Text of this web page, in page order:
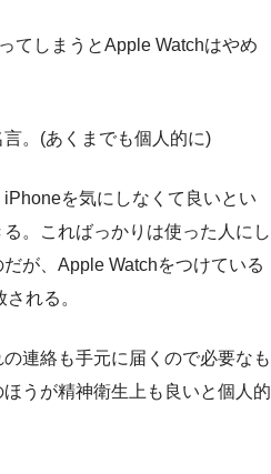
てしまうとApple Watchはやめ
。(あくまでも個人的に)
を気にしなくて良いとい
。こればっかりは使った人にし
が、Apple Watchをつけている
れる。
連絡も手元に届くので必要なも
うが精神衛生上も良いと個人的